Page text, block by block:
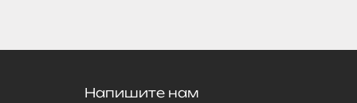
Напишите нам